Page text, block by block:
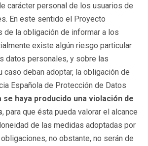
carácter personal de los usuarios de
En este sentido el Proyecto
de la obligación de informar a los
existe algún riesgo particular
datos personales, y sobre las
caso deban adoptar, la obligación de
Española de Protección de Datos
se haya producido una violación de
, para que ésta pueda valorar el alcance
de las medidas adoptadas por
no obstante, no serán de